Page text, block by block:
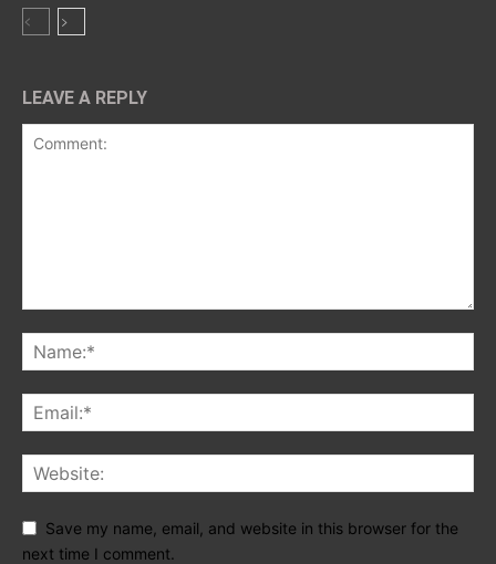
LEAVE A REPLY
Save my name, email, and website in this browser for the
next time I comment.